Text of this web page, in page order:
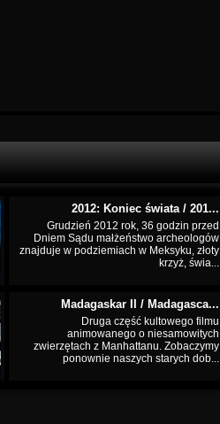
2012: Koniec świata / 201...
Grudzień 2012 rok, 36 godzin przed
Dniem Sądu małżeństwo archeologów
znajduje w podziemiach w Meksyku, złoty
krzyż, świa...
Madagaskar II / Madagasca...
Druga część kultowego filmu
animowanego o niesamowitych
zwierzętach z Manhattanu. Zobaczymy
ponownie naszych starych dob...